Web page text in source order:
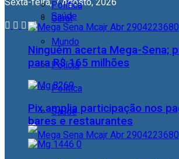
Geral
Mundo
Polícia
Política
Saúde
Política
Saúde
Ninguém acerta Mega-Sena;
para R$ 165 milhões
Pix amplia participação nos
bares e restaurantes